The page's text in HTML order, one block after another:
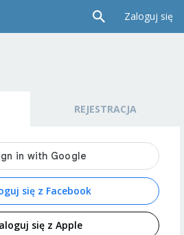
Zaloguj się
REJESTRACJA
się z Facebook
się z Apple